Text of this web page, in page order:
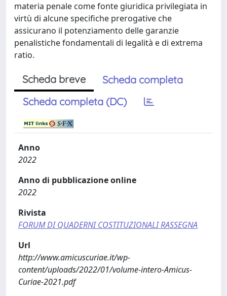
materia penale come fonte giuridica privilegiata in
virtù di alcune specifiche prerogative che
assicurano il potenziamento delle garanzie
penalistiche fondamentali di legalità e di extrema
ratio.
Scheda breve
Scheda completa
Scheda completa (DC)
Anno
2022
Anno di pubblicazione online
2022
Rivista
FORUM DI QUADERNI COSTITUZIONALI RASSEGNA
Url
http://www.amicuscuriae.it/wp-
content/uploads/2022/01/volume-intero-Amicus-
Curiae-2021.pdf